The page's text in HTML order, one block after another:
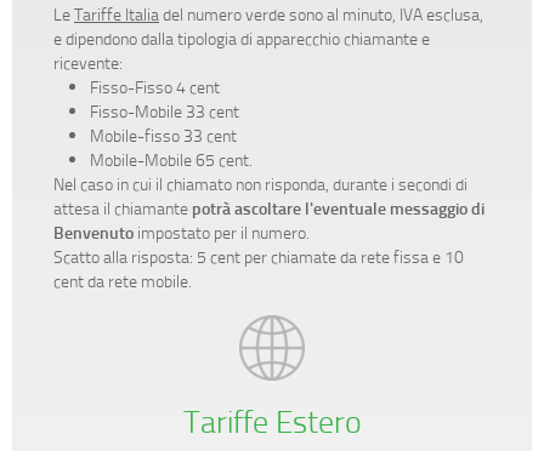
LeTariffe Italiadel numero verde sono al minuto, IVA esclusa,
e dipendono dalla tipologia di apparecchio chiamante e
ricevente:
Fisso-Fisso 4 cent
Fisso-Mobile 33 cent
Mobile-fisso 33 cent
Mobile-Mobile 65 cent.
Nel caso in cui il chiamato non risponda, durante i secondi di
attesa il chiamante potrà ascoltare l'eventuale messaggio di
Benvenuto impostato per il numero.
Scatto alla risposta: 5 cent per chiamate da rete fissa e 10
cent da rete mobile.
Tariffe Estero